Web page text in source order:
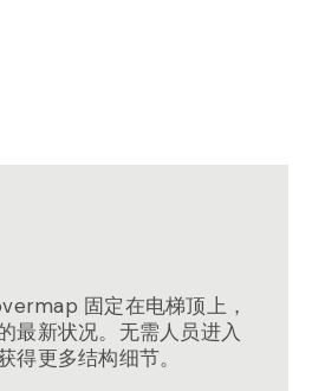
固定在电梯顶上，
最新状况。无需人员进入
得更多结构细节。